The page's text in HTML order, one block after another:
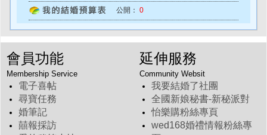
公開： 0
會員功能
Membership Service
電子喜帖
尋寶任務
婚筆記
囍報採訪
延伸服務
Community Websit
我要結婚了社團
全國新娘秘書-新秘派對
怡樂購粉絲專頁
wed168婚禮情報粉絲專